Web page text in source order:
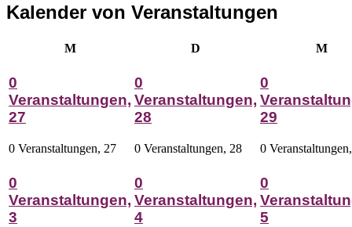
Kalender von Veranstaltungen
MMontag D M
0
Veranstaltungen,
27
0 Veranstaltungen, 27
0
Veranstaltungen,
28
0 Veranstaltungen, 28
0
29
0
0
Veranstaltungen,
3
0
Veranstaltungen,
4
0
5